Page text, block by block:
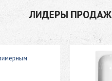
ЛИДЕРЫ ПРОДАЖ